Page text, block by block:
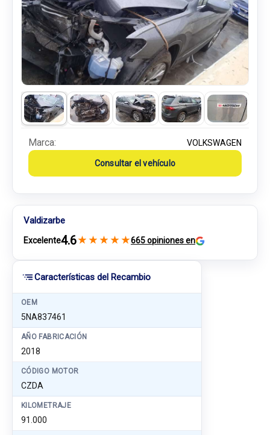
Características del Recambio
OEM
5NA837461
AÑO FABRICACIÓN
2018
CÓDIGO MOTOR
CZDA
KILOMETRAJE
91.000
Marca: VOLKSWAGEN
Consultar el vehículo
Valdizarbe
Excelente4.6★ ★ ★ ★ ★665 opiniones en